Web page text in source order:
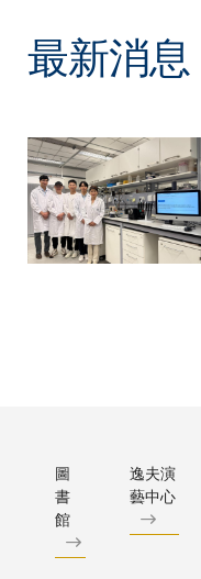
最新消息
圖
書
館
逸夫演
藝中心